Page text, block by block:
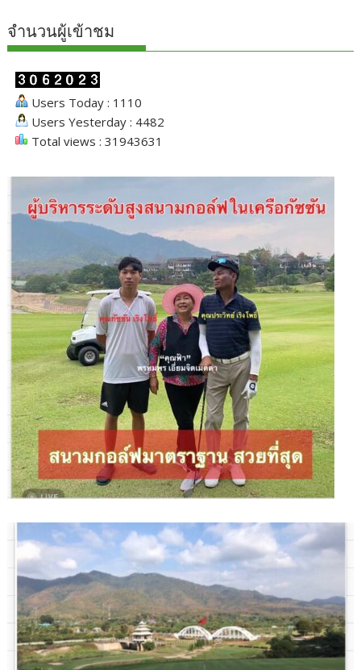
จำนวนผู้เข้าชม
Users Today : 1110
Users Yesterday : 4482
Total views : 31943631